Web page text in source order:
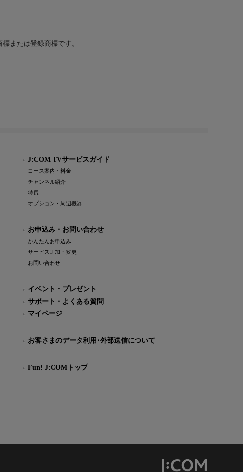
または登録商標です。
J:COM TVサービスガイド
コース案内・料金
チャンネル紹介
特長
オプション・周辺機器
お申込み・お問い合わせ
かんたんお申込み
サービス追加・変更
お問い合わせ
イベント・プレゼント
サポート・よくある質問
マイページ
お客さまのデータ利用･外部送信について
Fun! J:COMトップ